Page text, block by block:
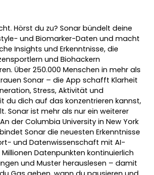
Hörst du zu? Sonar bündelt deine
und Biomarker-Daten und macht
Insights und Erkenntnisse, die
und Biohackern
Über 250.000 Menschen in mehr als
Sonar – die App schafft Klarheit
Stress, Aktivität und
du dich auf das konzentrieren kannst,
Sonar ist mehr als nur ein weiterer
der Columbia University in New York
Sonar die neuesten Erkenntnisse
und Datenwissenschaft mit AI-
Millionen Datenpunkten kontinuierlich
und Muster herauslesen – damit